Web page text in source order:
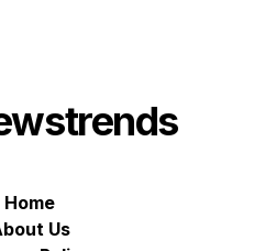
Home
Us